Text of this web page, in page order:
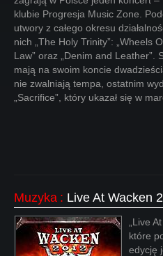
klubie Progresja Music Zone.
utwory z całego okresu
nich „The Holy Trinity”: „Wheels
Law” oraz „Denim and Leather”.
mają na swoim koncie
nie zwalniają tempa, ostatnim
„Sacrifice”, który ukazał się w
Muzyka : Live At Wacken
„Live
które
edycję